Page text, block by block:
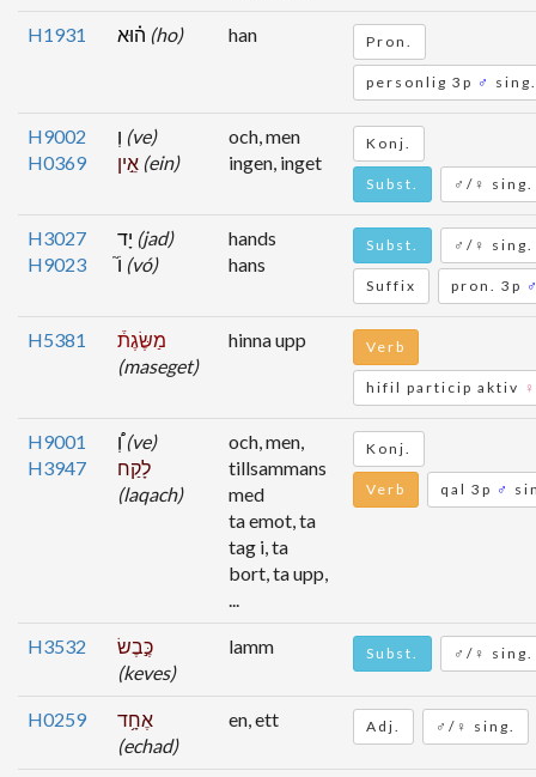
H1931 (ho) han Pron.
personlig 3p ♂ sing.
H9002
H0369
(ve)
(ein)
och, men
ingen, inget
Konj.
Subst. ♂/♀ sing.
H3027
H9023
(jad)
(vó)
hands
hans
Subst. ♂/♀ sing.
Suffix pron. 3p
H5381
מַשֶּׂגֶת֒
(maseget)
hinna upp Verb
hifil particip aktiv ♀
H9001
H3947
וְ֠(ve)
לָקַח
(laqach)
och, men,
tillsammans
med
ta emot, ta
tag i, ta
bort, ta upp,
...
Konj.
Verb qal 3p ♂
H3532
כֶּ֣בֶשׂ
(keves)
lamm Subst. ♂/♀ sing.
H0259
אֶחָ֥ד
(echad)
en, ett Adj. ♂/♀ sing.